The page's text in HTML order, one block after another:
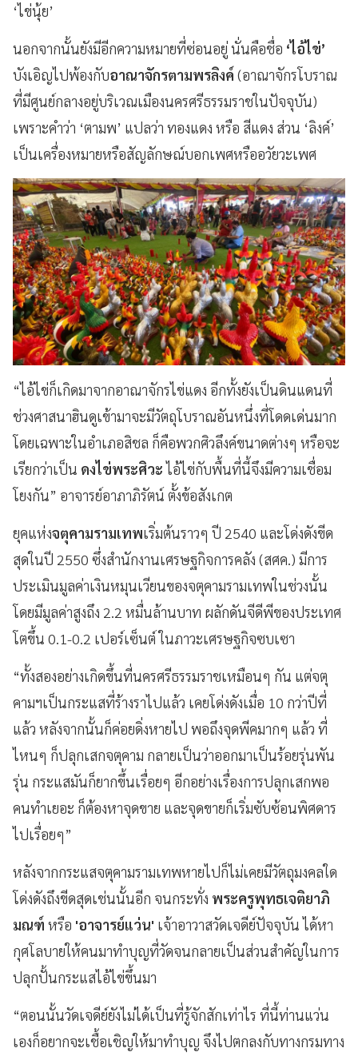
‘ไข่นุ้ย’
นอกจากนั้นยังมีอีกความหมายที่ซ่อนอยู่ นั่นคือชื่อ ‘ไอ้ไข่’
บังเอิญไปพ้องกับอาณาจักรตามพรลิงค์ (อาณาจักรโบราณ
ที่มีศูนย์กลางอยู่บริเวณเมืองนครศรีธรรมราชในปัจจุบัน)
เพราะคำว่า ‘ตามพ’ แปลว่า ทองแดง หรือ สีแดง ส่วน ‘ลิงค์’
เป็นเครื่องหมายหรือสัญลักษณ์บอกเพศหรืออวัยวะเพศ
“ไอ้ไข่ก็เกิดมาจากอาณาจักรไข่แดง อีกทั้งยังเป็นดินแดนที่
ช่วงศาสนาฮินดูเข้ามาจะมีวัตถุโบราณอันหนึ่งที่โดดเด่นมาก
โดยเฉพาะในอำเภอสิชล ก็คือพวกศิวลึงค์ขนาดต่างๆ หรือจะ
เรียกว่าเป็น ดงไข่พระศิวะไอ้ไข่กับพื้นที่นี้จึงมีความเชื่อม
โยงกัน” อาจารย์อาภาภิรัตน์ ตั้งข้อสังเกต
ยุคแห่งจตุคามรามเทพเริ่มต้นราวๆ ปี 2540 และโด่งดังขีด
สุดในปี 2550 ซึ่งสำนักงานเศรษฐกิจการคลัง (สศค.) มีการ
ประเมินมูลค่าเงินหมุนเวียนของจตุคามรามเทพในช่วงนั้น
โดยมีมูลค่าสูงถึง 2.2 หมื่นล้านบาท ผลักดันจีดีพีของประเทศ
โตขึ้น 0.1-0.2 เปอร์เซ็นต์ ในภาวะเศรษฐกิจซบเซา
“ทั้งสองอย่างเกิดขึ้นที่นครศรีธรรมราชเหมือนๆ กัน แต่จตุ
คามฯเป็นกระแสที่ร้างราไปแล้ว เคยโด่งดังเมื่อ 10 กว่าปีที่
แล้ว หลังจากนั้นก็ค่อยดิ่งหายไป พอถึงจุดพีคมากๆ แล้ว ที่
ไหนๆ ก็ปลุกเสกจตุคาม กลายเป็นว่าออกมาเป็นร้อยรุ่นพัน
รุ่น กระแสมันก็ยากขึ้นเรื่อยๆ อีกอย่างเรื่องการปลุกเสกพอ
คนทำเยอะ ก็ต้องหาจุดขาย และจุดขายก็เริ่มซับซ้อนพิศดาร
ไปเรื่อยๆ”
หลังจากกระแสจตุคามรามเทพหายไปก็ไม่เคยมีวัตถุมงคลใด
โด่งดังถึงขีดสุดเช่นนั้นอีก จนกระทั่ง พระครูพุทธเจติยาภิ
มณฑ์ หรือ 'อาจารย์แว่น' เจ้าอาวาสวัดเจดีย์ปัจจุบัน ได้หา
กุศโลบายให้คนมาทำบุญที่วัดจนกลายเป็นส่วนสำคัญในการ
ปลุกปั้นกระแสไอ้ไข่ขึ้นมา
“ตอนนั้นวัดเจดีย์ยังไม่ได้เป็นที่รู้จักสักเท่าไร ที่นี้ท่านแว่น
เองก็อยากจะเชื้อเชิญให้มาทำบุญ จึงไปตกลงกับทางกรมทาง